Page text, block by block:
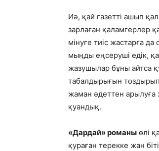
Иә, қай газетті ашып
зарлаған қаламгерлер
мінуге тиіс жастарға
мыңды еңсеруші едік,
жазушылар бұны айтса
табалдырығын
жаман әдеттен
қуандық.
«Дардай» романы өлі
қураған терекке жан